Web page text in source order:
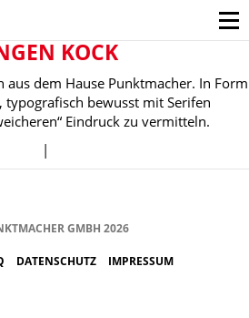
KOCK
aus dem Hause Punktmacher. In Form
bewusst mit Serifen
Eindruck zu vermitteln.
|
GMBH 2026
DATENSCHUTZ IMPRESSUM